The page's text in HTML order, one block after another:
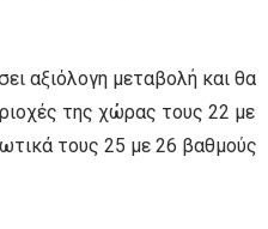
αξιόλογη μεταβολή και θα
της χώρας τους 22 με
τους 25 με 26 βαθμούς